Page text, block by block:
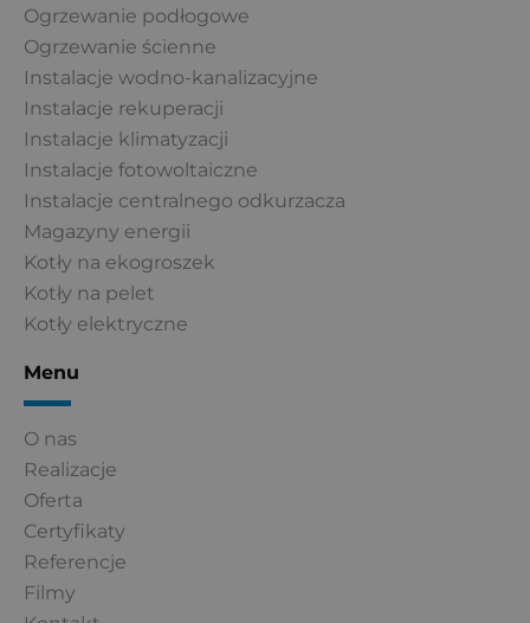
Ogrzewanie podłogowe
Ogrzewanie ścienne
Instalacje wodno-kanalizacyjne
Instalacje rekuperacji
Instalacje klimatyzacji
Instalacje fotowoltaiczne
Instalacje centralnego odkurzacza
Magazyny energii
Kotły na ekogroszek
Kotły na pelet
Kotły elektryczne
Menu
O nas
Realizacje
Oferta
Certyfikaty
Referencje
Filmy